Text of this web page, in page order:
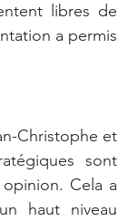
libres de
a permis
Christophe et
sont
Cela a
haut niveau